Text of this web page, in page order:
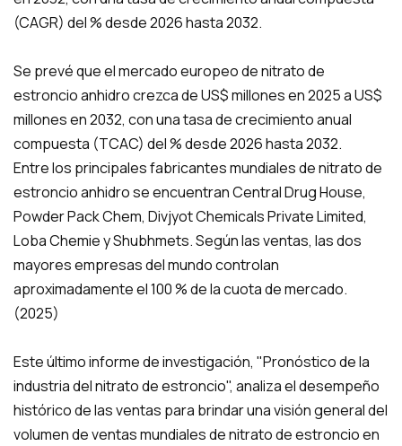
(CAGR) del % desde 2026 hasta 2032.
Se prevé que el mercado europeo de nitrato de
estroncio anhidro crezca de US$ millones en 2025 a US$
millones en 2032, con una tasa de crecimiento anual
compuesta (TCAC) del % desde 2026 hasta 2032.
Entre los principales fabricantes mundiales de nitrato de
estroncio anhidro se encuentran Central Drug House,
Powder Pack Chem, Divjyot Chemicals Private Limited,
Loba Chemie y Shubhmets. Según las ventas, las dos
mayores empresas del mundo controlan
aproximadamente el 100 % de la cuota de mercado.
(2025)
Este último informe de investigación, "Pronóstico de la
industria del nitrato de estroncio", analiza el desempeño
histórico de las ventas para brindar una visión general del
volumen de ventas mundiales de nitrato de estroncio en